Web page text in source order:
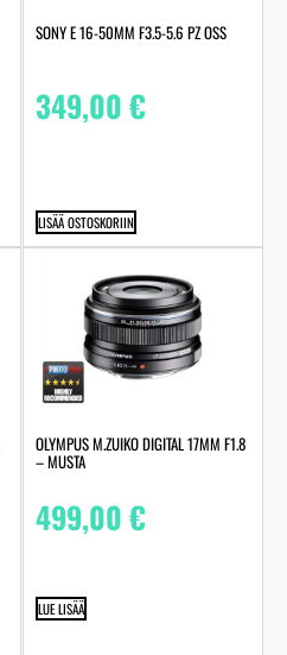
SONY E 16-50MM F3.5-5.6 PZ OSS
349,00€
LISÄÄ OSTOSKORIIN
OLYMPUS M.ZUIKO DIGITAL 17MM F1.8
– MUSTA
499,00€
LUE LISÄÄ